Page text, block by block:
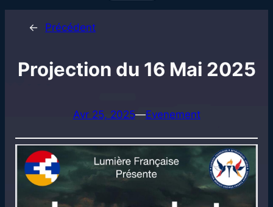
← Précédent
Projection du 16 Mai 2025
Avr 25, 2025—Evenement